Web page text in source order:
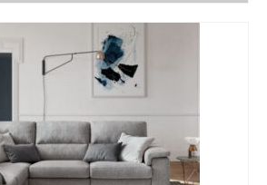
14,00 €
a
1.311,00 €